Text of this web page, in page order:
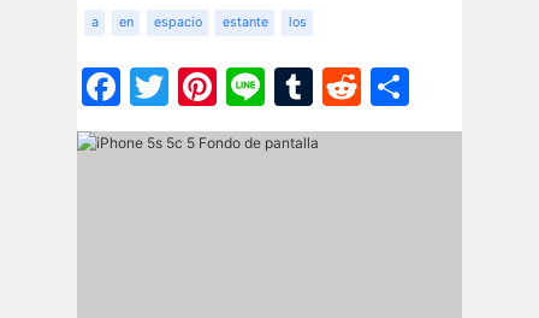
a en espacio estante los
Facebook
Twitter
Pinterest
LineTumblr
Reddit